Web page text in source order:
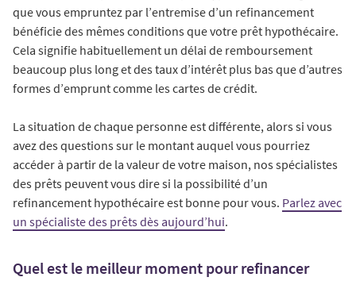
que vous empruntez par l’entremise d’un refinancement
bénéficie des mêmes conditions que votre prêt hypothécaire.
Cela signifie habituellement un délai de remboursement
beaucoup plus long et des taux d’intérêt plus bas que d’autres
formes d’emprunt comme les cartes de crédit.
La situation de chaque personne est différente, alors si vous
avez des questions sur le montant auquel vous pourriez
accéder à partir de la valeur de votre maison, nos spécialistes
des prêts peuvent vous dire si la possibilité d’un
refinancement hypothécaire est bonne pour vous. Parlez avec
un spécialiste des prêts dès aujourd’hui.
Quel est le meilleur moment pour refinancer